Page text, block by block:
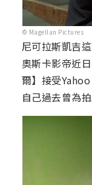
© Magellan Pictures
尼可拉斯凱吉
奧斯卡影帝近
爾】接受
自己過去曾為